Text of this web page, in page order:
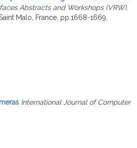
Abstracts and Workshops (VRW),
Malo, France. pp.1668-1669,
International Journal of Computer